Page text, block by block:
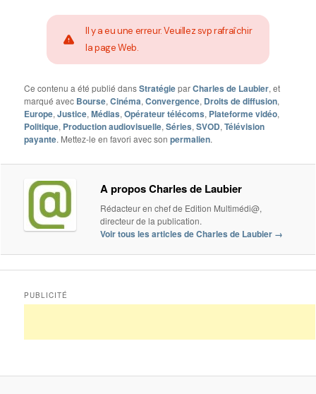
Il y a eu une erreur. Veuillez svp rafraîchir
la page Web.
Ce contenu a été publié dansStratégieparCharles de Laubier, et
marqué avec Bourse,Cinéma,Convergence, Droits de diffusion,
Europe,Justice,Médias,Opérateur télécoms, Plateforme vidéo,
Politique, Production audiovisuelle,Séries,SVOD,Télévision
payante. Mettez-le en favori avec sonpermalien.
A propos Charles de Laubier
Rédacteur en chef de Edition Multimédi@,
directeur de la publication.
Voir tous les articles de Charles de Laubier →
PUBLICITÉ